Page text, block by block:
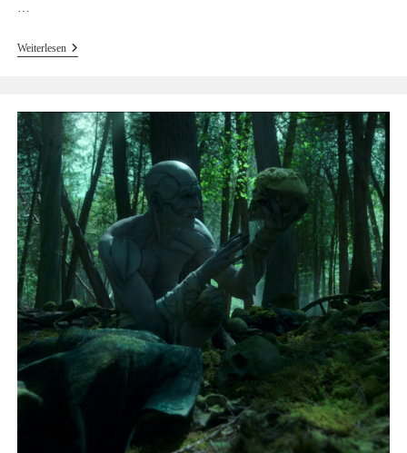
…
WeiterlesenProvokation
Ein
Vogue-
Artikel
Über
Beziehungen
In
Den
Medien
Polarisiert